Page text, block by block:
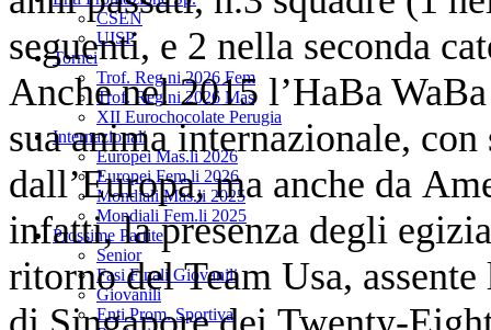
CSEN
UISP
Tornei
Trof. Reg.ni 2026 Fem
Trof. Reg.ni 2026 Mas
XII Eurochocolate Perugia
Internazionali
Europei Mas.li 2026
Europei Fem.li 2026
Mondiali Mas.li 2025
Mondiali Fem.li 2025
Prossime Partite
Senior
Fasi Finali Giovanili
Giovanili
Enti Prom. Sportiva
seguenti, e 2 nella seconda
Anche nel 2015 l’HaBa
sua anima internazionale,
dall’Europa, ma anche da
infatti, la presenza degli
ritorno del Team Usa,